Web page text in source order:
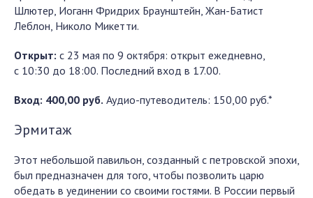
Шлютер, Иоганн Фридрих Браунштейн, Жан-Батист
Леблон, Николо Микетти.
Открыт: с 23 мая по 9 октября: открыт ежедневно,
с 10:30 до 18:00. Последний вход в 17.00.
Вход: 400,00 руб. Аудио-путеводитель: 150,00 руб.*
Эрмитаж
Этот небольшой павильон, созданный с петровской эпохи,
был предназначен для того, чтобы позволить царю
обедать в уединении со своими гостями. В России первый